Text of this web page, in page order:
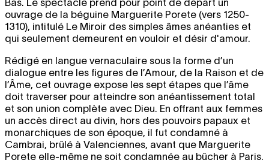
Bas. Le spectacle prend pour point de départ un
ouvrage de la béguine Marguerite Porete (vers 1250-
1310), intitulé Le Miroir des simples âmes anéanties et
qui seulement demeurent en vouloir et désir d'amour.
Rédigé en langue vernaculaire sous la forme d’un
dialogue entre les figures de l’Amour, de la Raison et de
l’Âme, cet ouvrage expose les sept étapes que l’âme
doit traverser pour atteindre son anéantissement total
et son union complète avec Dieu. En offrant aux femmes
un accès direct au divin, hors des pouvoirs papaux et
monarchiques de son époque, il fut condamné à
Cambrai, brûlé à Valenciennes, avant que Marguerite
Porete elle-même ne soit condamnée au bûcher à Paris.